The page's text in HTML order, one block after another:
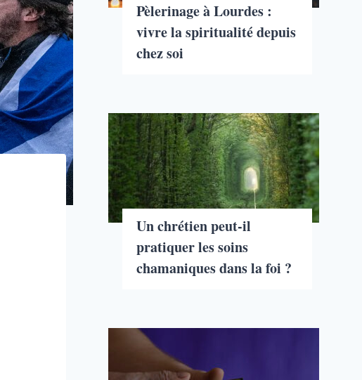
Pèlerinage à Lourdes :
vivre la spiritualité depuis
chez soi
Un chrétien peut-il
pratiquer les soins
chamaniques dans la foi ?